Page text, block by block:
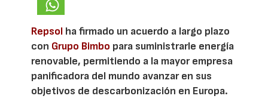
Repsol ha firmado un acuerdo a largo plazo
con Grupo Bimbo para suministrarle energía
renovable, permitiendo a la mayor empresa
panificadora del mundo avanzar en sus
objetivos de descarbonización en Europa.